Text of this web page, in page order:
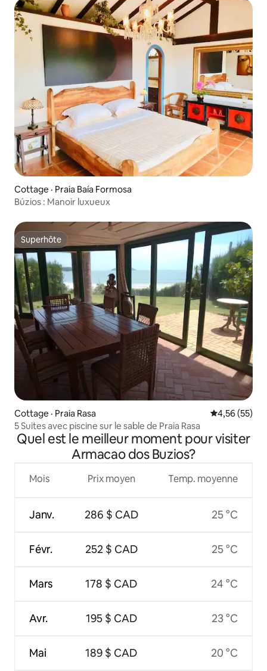
Cottage · Praia Baía Formosa
Búzios : Manoir luxueux
Superhôte
Superhôte
Cottage · Praia Rasa Note
4,56 (55)
5 Suites avec piscine sur le sable de Praia Rasa
Quel est le meilleur moment pour visiter
Armacao dos Buzios?
Mois
Janv.
Févr.
Mars
Avr.
Mai
Prix moyen
286 $ CAD
252 $ CAD
178 $ CAD
195 $ CAD
189 $ CAD
Temp. moyenne
25 °C
25 °C
24 °C
23 °C
20 °C